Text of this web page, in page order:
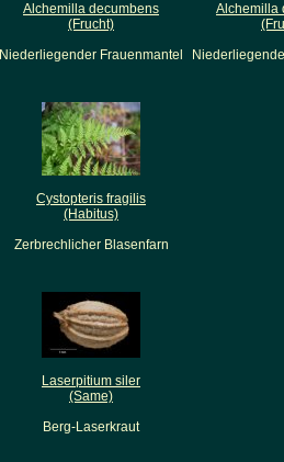
Alchemilla decumbens
(Frucht)
Niederliegender Frauenmantel
Alchemilla
Cystopteris fragilis
(Habitus)
Zerbrechlicher Blasenfarn
Laserpitium siler
(Same)
Berg-Laserkraut